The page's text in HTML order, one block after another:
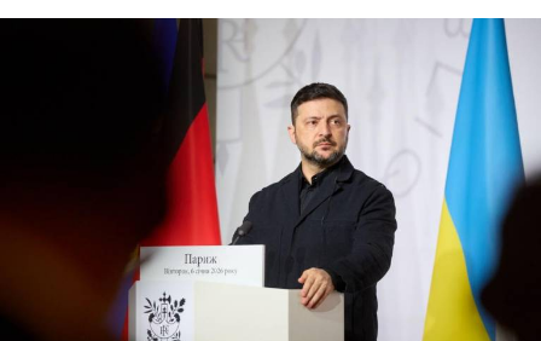
#боротьба
#ДФС #коронавірус